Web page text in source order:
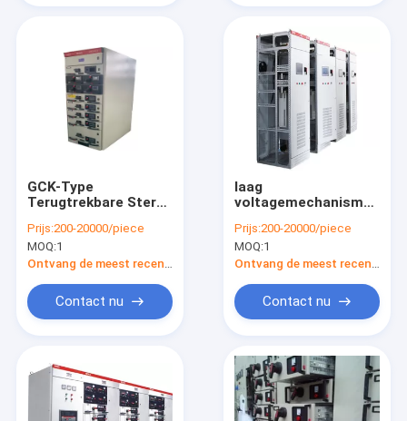
GCK-Type
Terugtrekbare Sterke
Hoge Prestaties van
het Laag
Voltagemechanisme
Prijs:200-20000/piece
MOQ:1
Contact nu
laag
voltagemechanisme
voor het Industriële
Systeem van de
Machtsdistributie
Prijs:200-20000/piece
MOQ:1
Contact nu